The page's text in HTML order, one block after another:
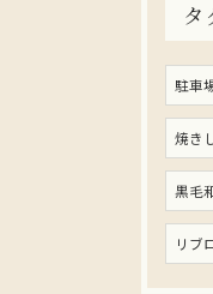
タ
駐車
焼き
黒毛
リブ